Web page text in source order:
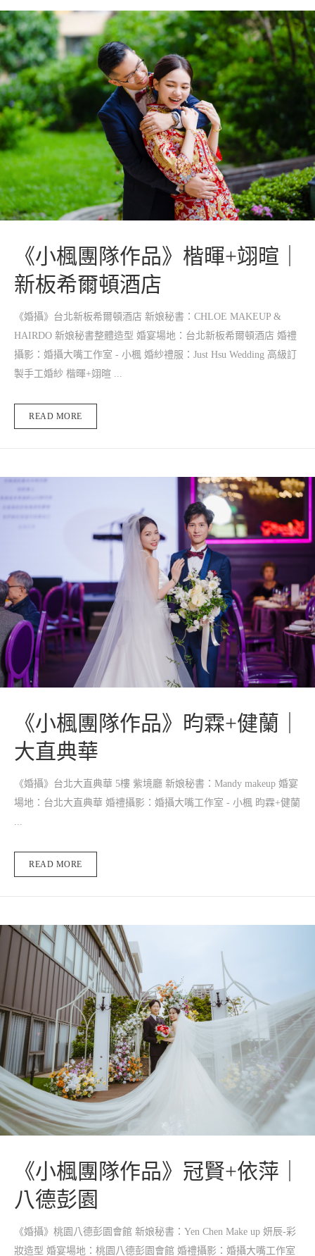
《小楓團隊作品》楷暉+翊暄｜
新板希爾頓酒店
《婚攝》台北新板希爾頓酒店 新娘秘書：CHLOE MAKEUP &
HAIRDO 新娘秘書整體造型 婚宴場地：台北新板希爾頓酒店 婚禮
攝影：婚攝大嘴工作室 - 小楓 婚紗禮服：Just Hsu Wedding 高級訂
製手工婚紗 楷暉+翊暄 ...
READ MORE
《小楓團隊作品》昀霖+健蘭｜
大直典華
《婚攝》台北大直典華 5樓 紫境廳 新娘秘書：Mandy makeup 婚宴
場地：台北大直典華 婚禮攝影：婚攝大嘴工作室 - 小楓 昀霖+健蘭
...
READ MORE
《小楓團隊作品》冠賢+依萍｜
八德彭園
《婚攝》桃園八德彭園會館 新娘秘書：Yen Chen Make up 妍辰-彩
妝造型 婚宴場地：桃園八德彭園會館 婚禮攝影：婚攝大嘴工作室